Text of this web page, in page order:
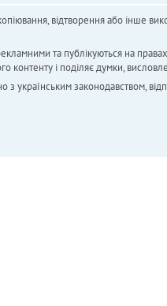
відтворення або інше
та публікуються на
і поділяє думки,
українським законодавством,